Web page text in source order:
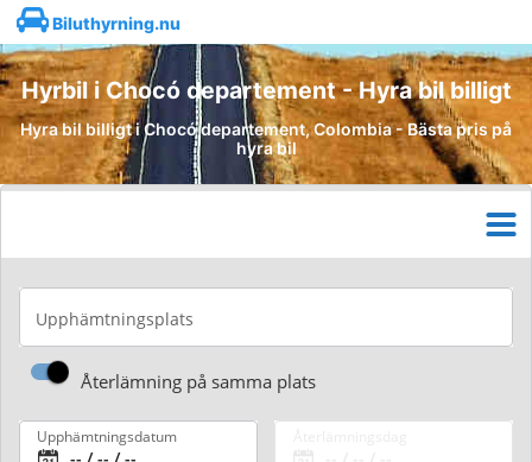
Biluthyrning.nu
Hyrbil i Chocó departement - Hyra bil billigt
Hyra bil billigt i Chocó departement, Colombia - Bästa pris på
hyra bil
Upphämtningsplats
Återlämning på samma plats
Upphämtningsdatum